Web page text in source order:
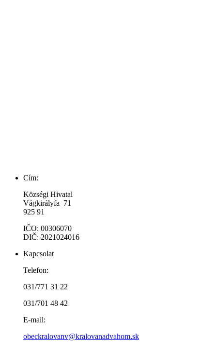
Cím:
Községi Hivatal
Vágkirályfa 71
925 91
IČO: 00306070
DIČ: 2021024016
Kapcsolat
Telefon:
031/771 31 22
031/701 48 42
E-mail:
obeckralovanv@kralovanadvahom.sk